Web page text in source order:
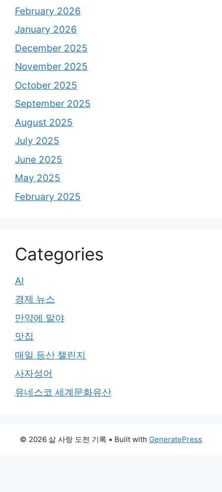
February 2026
January 2026
December 2025
November 2025
October 2025
September 2025
August 2025
July 2025
June 2025
May 2025
February 2025
Categories
AI
경제 뉴스
만약에 말야
맛집
매일 등산 챌린지
사자성어
유네스코 세계문화유산
© 2026 삶 사랑 도전 기록 • Built with GeneratePress